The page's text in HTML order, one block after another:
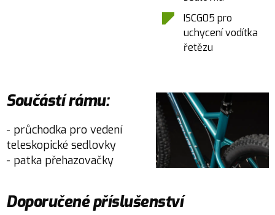
ISCG05 pro
uchycení vodítka
řetězu
Součástí rámu:
- průchodka pro vedení
teleskopické sedlovky
- patka přehazovačky
Doporučené příslušenství